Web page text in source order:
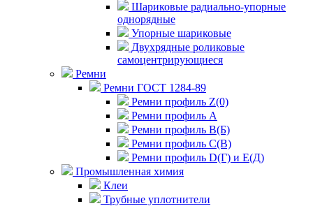
Шариковые радиально-упорные
однорядные
Упорные шариковые
Двухрядные роликовые
самоцентрирующиеся
Ремни
Ремни ГОСТ 1284-89
Ремни профиль Z(0)
Ремни профиль А
Ремни профиль В(Б)
Ремни профиль С(В)
Ремни профиль D(Г) и E(Д)
Промышленная химия
Клеи
Трубные уплотнители